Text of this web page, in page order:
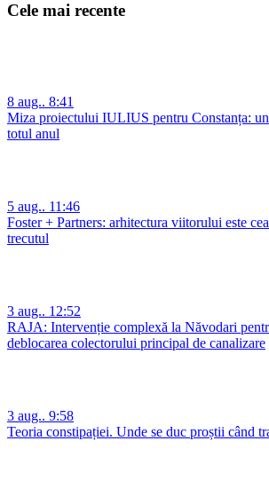
Cele mai recente
8 aug.. 8:41
Miza proiectului IULIUS pentru Constanța:
totul anul
5 aug.. 11:46
Foster + Partners: arhitectura viitorului este
trecutul
3 aug.. 12:52
RAJA: Intervenție complexă la Năvodari
deblocarea colectorului principal de canalizare
3 aug.. 9:58
Teoria constipației. Unde se duc proștii când